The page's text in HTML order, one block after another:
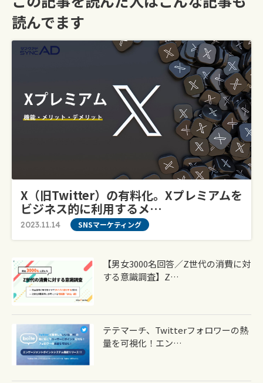
読んでます
X（旧Twitter）の有料化。Xプレミアムを
ビジネス的に利用するメ…
2023.11.14 SNSマーケティング
【男女3000名回答／Z世代の消費に対
する意識調査】Z…
テテマーチ、Twitterフォロワーの熱
量を可視化！エン…